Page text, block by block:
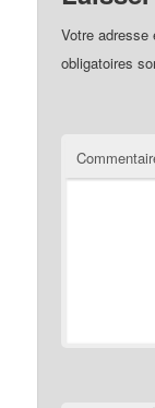
pour l’épreuve…
Votre adresse
obligatoires